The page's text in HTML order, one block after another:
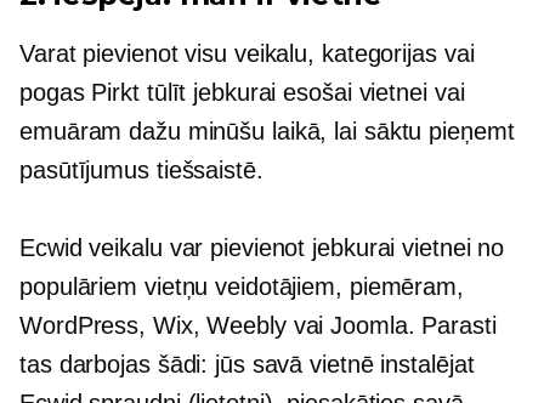
Varat pievienot visu veikalu, kategorijas vai
pogas Pirkt tūlīt jebkurai esošai vietnei vai
emuāram dažu minūšu laikā, lai sāktu pieņemt
pasūtījumus tiešsaistē.
Ecwid veikalu var pievienot jebkurai vietnei no
populāriem vietņu veidotājiem, piemēram,
WordPress, Wix, Weebly vai Joomla. Parasti
tas darbojas šādi: jūs savā vietnē instalējat